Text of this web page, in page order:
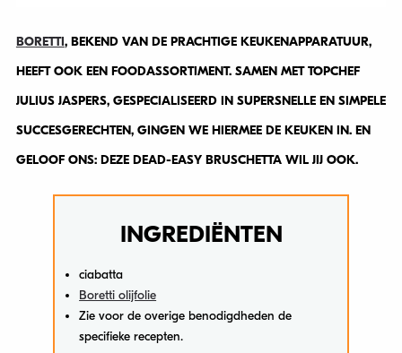
BORETTI, BEKEND VAN DE PRACHTIGE KEUKENAPPARATUUR,
HEEFT OOK EEN FOODASSORTIMENT. SAMEN MET TOPCHEF
JULIUS JASPERS, GESPECIALISEERD IN SUPERSNELLE EN SIMPELE
SUCCESGERECHTEN, GINGEN WE HIERMEE DE KEUKEN IN. EN
GELOOF ONS: DEZE DEAD-EASY BRUSCHETTA WIL JIJ OOK.
INGREDIËNTEN
ciabatta
Boretti olijfolie
Zie voor de overige benodigdheden de
specifieke recepten.